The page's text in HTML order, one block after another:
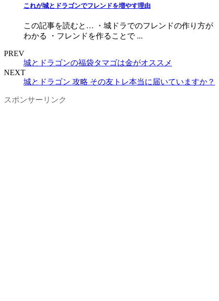
これが城とドラゴンでフレンドを増やす理由
この記事を読むと… ・城ドラでのフレンドの作り方が
わかる ・フレンドを作ることで ...
PREV
城とドラゴンの福袋タマゴは金がオススメ
NEXT
城とドラゴン 攻略 その友トレ本当に届いていますか？
スポンサーリンク